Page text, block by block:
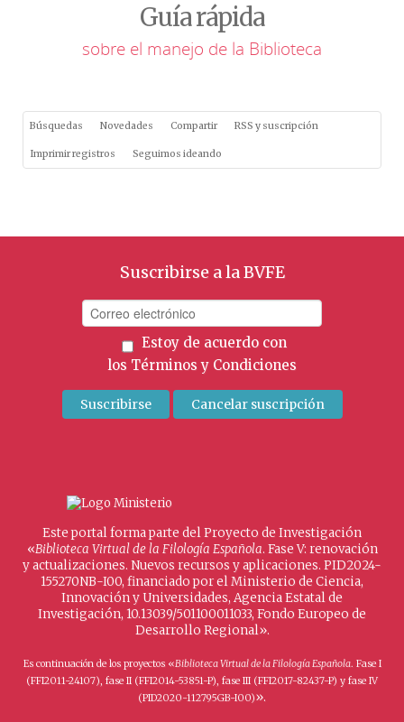
Guía rápida
sobre el manejo de la Biblioteca
Búsquedas Novedades Compartir RSS y suscripción
Imprimir registros Seguimos ideando
Suscribirse a la BVFE
Estoy de acuerdo con
los Términos y Condiciones
Este portal forma parte del Proyecto de Investigación
«Biblioteca Virtual de la Filología Española. Fase V: renovación
y actualizaciones. Nuevos recursos y aplicaciones. PID2024-
155270NB-I00, financiado por el Ministerio de Ciencia,
Innovación y Universidades, Agencia Estatal de
Investigación, 10.13039/501100011033, Fondo Europeo de
Desarrollo Regional».
Es continuación de los proyectos «Biblioteca Virtual de la Filología Española. Fase I
(FFI2011-24107), fase II (FFI2014-53851-P), fase III (FFI2017-82437-P) y fase IV
(PID2020-112795GB-I00)».